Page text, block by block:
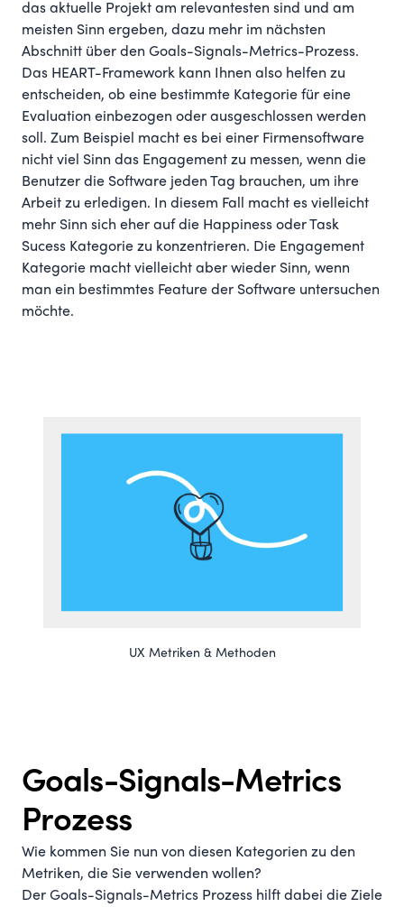
das aktuelle Projekt am relevantesten sind und am
meisten Sinn ergeben, dazu mehr im nächsten
Abschnitt über den Goals-Signals-Metrics-Prozess.
Das HEART-Framework kann Ihnen also helfen zu
entscheiden, ob eine bestimmte Kategorie für eine
Evaluation einbezogen oder ausgeschlossen werden
soll. Zum Beispiel macht es bei einer Firmensoftware
nicht viel Sinn das Engagement zu messen, wenn die
Benutzer die Software jeden Tag brauchen, um ihre
Arbeit zu erledigen. In diesem Fall macht es vielleicht
mehr Sinn sich eher auf die Happiness oder Task
Sucess Kategorie zu konzentrieren. Die Engagement
Kategorie macht vielleicht aber wieder Sinn, wenn
man ein bestimmtes Feature der Software untersuchen
möchte.
UX Metriken & Methoden
Goals-Signals-Metrics
Prozess
Wie kommen Sie nun von diesen Kategorien zu den
Metriken, die Sie verwenden wollen?
Der Goals-Signals-Metrics Prozess hilft dabei die Ziele